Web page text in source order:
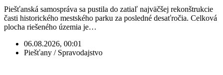
Piešťanská samospráva sa pustila do zatiaľ najväčšej rekonštrukcie
časti historického mestského parku za posledné desaťročia. Celková
plocha riešeného územia je…
06.08.2026, 00:01
Piešťany / Spravodajstvo